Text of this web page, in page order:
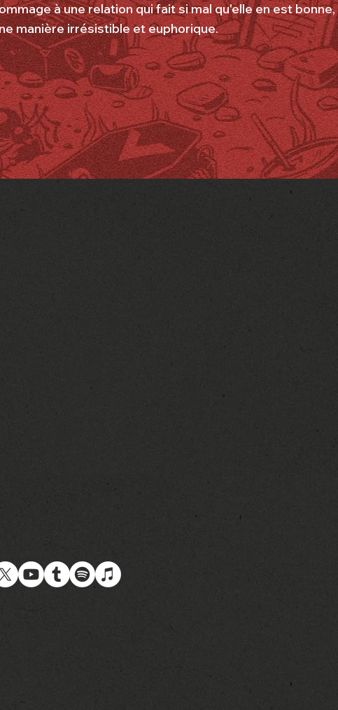
à une relation qui fait si mal qu'elle en est bonne,
manière irrésistible et euphorique.